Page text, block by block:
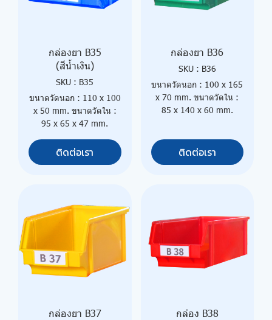
กล่องยา B35
(สีน้ำเงิน)
SKU : B35
ขนาดวัดนอก : 110 x 100
x 50 mm. ขนาดวัดใน :
95 x 65 x 47 mm.
ติดต่อเรา
กล่องยา B36
SKU : B36
ขนาดวัดนอก : 100 x 165
x 70 mm. ขนาดวัดใน :
85 x 140 x 60 mm.
ติดต่อเรา
กล่องยา B37 กล่อง B38